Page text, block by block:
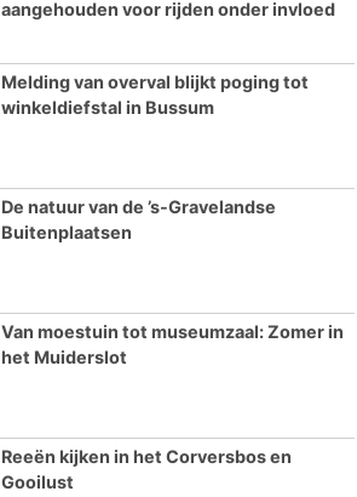
aangehouden voor rijden onder invloed
Melding van overval blijkt poging tot
winkeldiefstal in Bussum
De natuur van de ’s-Gravelandse
Buitenplaatsen
Van moestuin tot museumzaal: Zomer in
het Muiderslot
Reeën kijken in het Corversbos en
Gooilust